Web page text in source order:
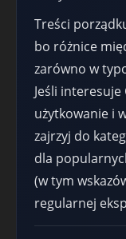
Treści
bo różnice
zarówno w
Jeśli
użytkowanie i
zajrzyj do
dla
(w tym
regularnej